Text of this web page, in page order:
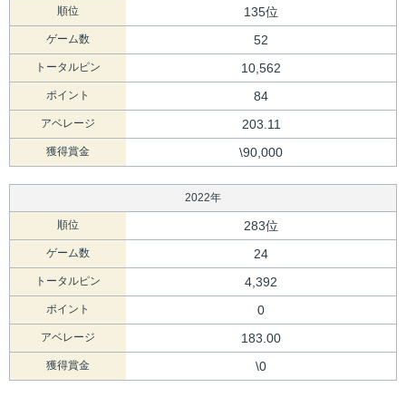
順位 135位
ゲーム数 52
トータルピン 10,562
ポイント 84
アベレージ 203.11
獲得賞金 \90,000
2022年
順位 283位
ゲーム数 24
トータルピン 4,392
ポイント 0
アベレージ 183.00
獲得賞金 \0